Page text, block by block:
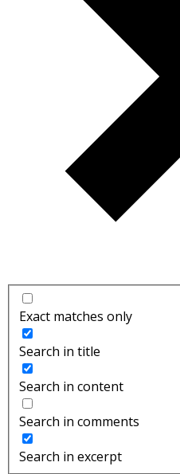
Exact matches only
Search in title
Search in content
Search in comments
Search in excerpt